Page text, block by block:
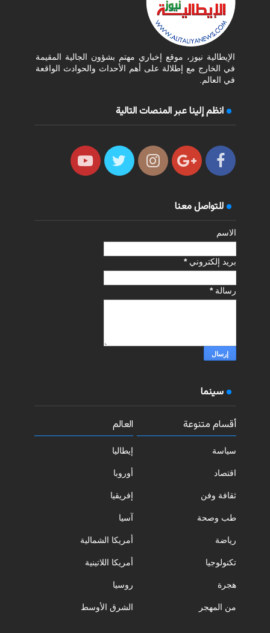
الإيطالية نيوز، موقع إخباري مهتم بشؤون الجالية المقيمة
في الخارج مع إطلالة على أهم الأحداث والحوادث الواقعة
في العالم.
انظم إلينا عبر المنصات التالية
للتواصل معنا
الاسم
بريد إلكتروني*
رسالة*
سينما
أقسام متنوعة
سياسة
اقتصاد
ثقافة وفن
طب وصحة
رياضة
تكنولوجيا
هجرة
من المهجر
العالم
إيطاليا
أوروبا
إفريقيا
آسيا
أمريكا الشمالية
أمريكا اللاتينية
روسيا
الشرق الأوسط